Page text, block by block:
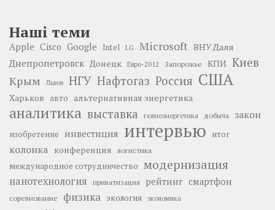
Наші теми
Apple Cisco Google Intel LG Microsoft ВНУ Даля
Днепропетровск Донецк Евро-2012 Запорожье КПИ Киев
Крым Львов НГУ Нафтогаз Россия США
Харьков авто альтернативная энергетика
аналитика выставка гелиоэнергетика добыча закон
изобретение инвестиция интервью итог
колонка конференция логистика
международное сотрудничество модернизация
нанотехнология приватизация рейтинг смартфон
соревнование физика экология экономика